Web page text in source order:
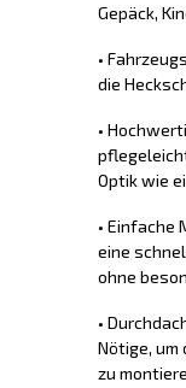
Gepäck,
•
die
•
Optik wie
• Einfache
eine
ohne
•
Nötige,
zu